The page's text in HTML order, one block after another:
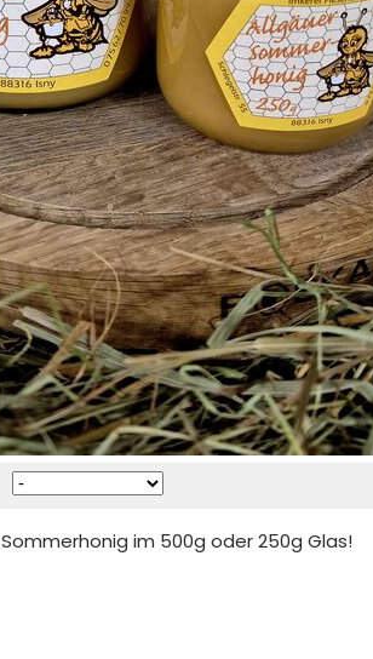
im 500g oder 250g Glas!